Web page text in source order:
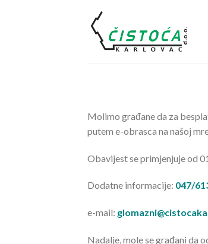
Molimo građane da za
putem e-obrasca na našoj
Obavijest se primjenjuje od
Dodatne informacije: 047/
e-mail:
Nadalje, mole se građani da